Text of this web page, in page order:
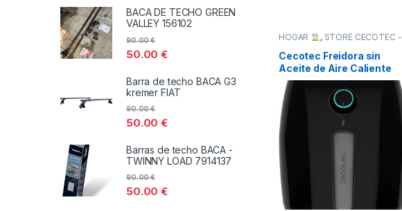
HOGAR , STORE CECOTEC -
TODOS
Cecotec Freidora sin
Aceite de Aire Caliente
Cecofry Compact Rapid
BACA DE TECHO GREEN
VALLEY 156102
50.00€
90.00€
Barra de techo BACA G3
kremer FIAT
50.00€
90.00€
Barras de techo BACA -
TWINNY LOAD 7914137
50.00€
90.00€